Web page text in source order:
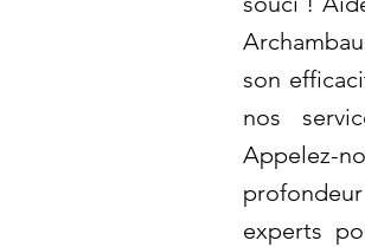
son
nos
Appelez-
experts